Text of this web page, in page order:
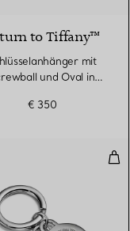
to Tiffany™
mit
und Oval in
€ 350
mit